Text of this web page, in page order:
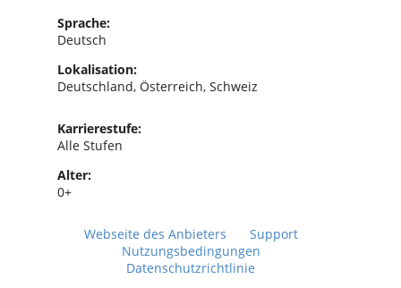
Sprache:
Deutsch
Lokalisation:
Deutschland, Österreich, Schweiz
Karrierestufe:
Alle Stufen
Alter:
0+
Webseite des Anbieters
Support
Nutzungsbedingungen
Datenschutzrichtlinie